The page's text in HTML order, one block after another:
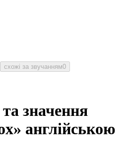
схожі за звучанням0
значення
англійською